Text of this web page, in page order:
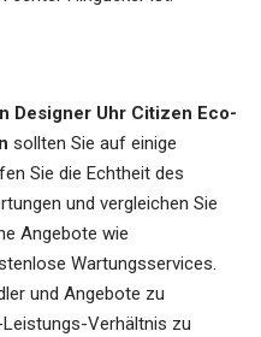
Designer Uhr Citizen Eco-
sollten Sie auf einige
Sie die Echtheit des
und vergleichen Sie
Angebote wie
Wartungsservices.
und Angebote zu
Verhältnis zu